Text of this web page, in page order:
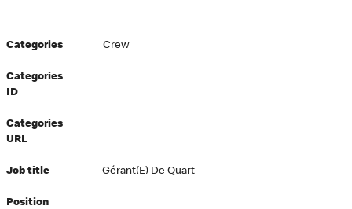
Categories Crew
Categories
ID
Categories
URL
Job title Gérant(e) De Quart
Position